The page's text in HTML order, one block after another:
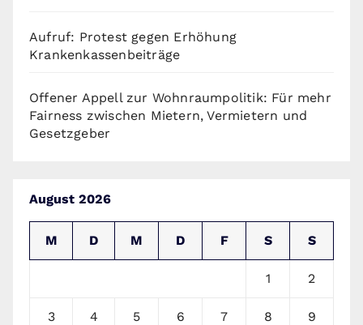
Aufruf: Protest gegen Erhöhung
Krankenkassenbeiträge
Offener Appell zur Wohnraumpolitik: Für mehr
Fairness zwischen Mietern, Vermietern und
Gesetzgeber
August 2026
M D M D F S S
1 2
3 4 5 6 7 8 9